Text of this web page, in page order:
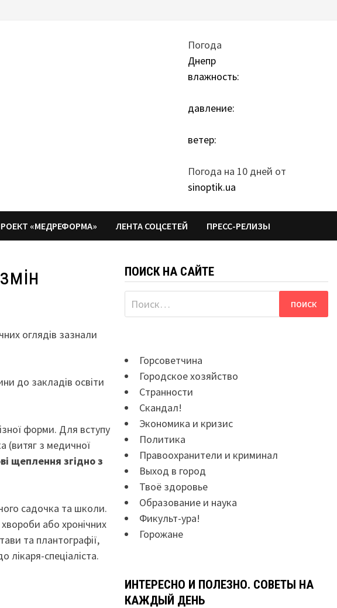
Погода
Днепр
влажность:
давление:
ветер:
Погода на 10 дней от
sinoptik.ua
«МЕДРЕФОРМА» ЛЕНТА СОЦСЕТЕЙ ПРЕСС-РЕЛИЗЫ
оглядів зазнали
до закладів освіти
форми. Для вступу
(витяг з медичної
щеплення згідно з
садочка та школи.
або хронічних
та плантографії,
лікаря-спеціаліста.
ПОИСК НА САЙТЕ
Найти:
Горсоветчина
Городское хозяйство
Странности
Скандал!
Экономика и кризис
Политика
Правоохранители и криминал
Выход в город
Твоё здоровье
Образование и наука
Фикульт-ура!
Горожане
ИНТЕРЕСНО И ПОЛЕЗНО. СОВЕТЫ НА
КАЖДЫЙ ДЕНЬ